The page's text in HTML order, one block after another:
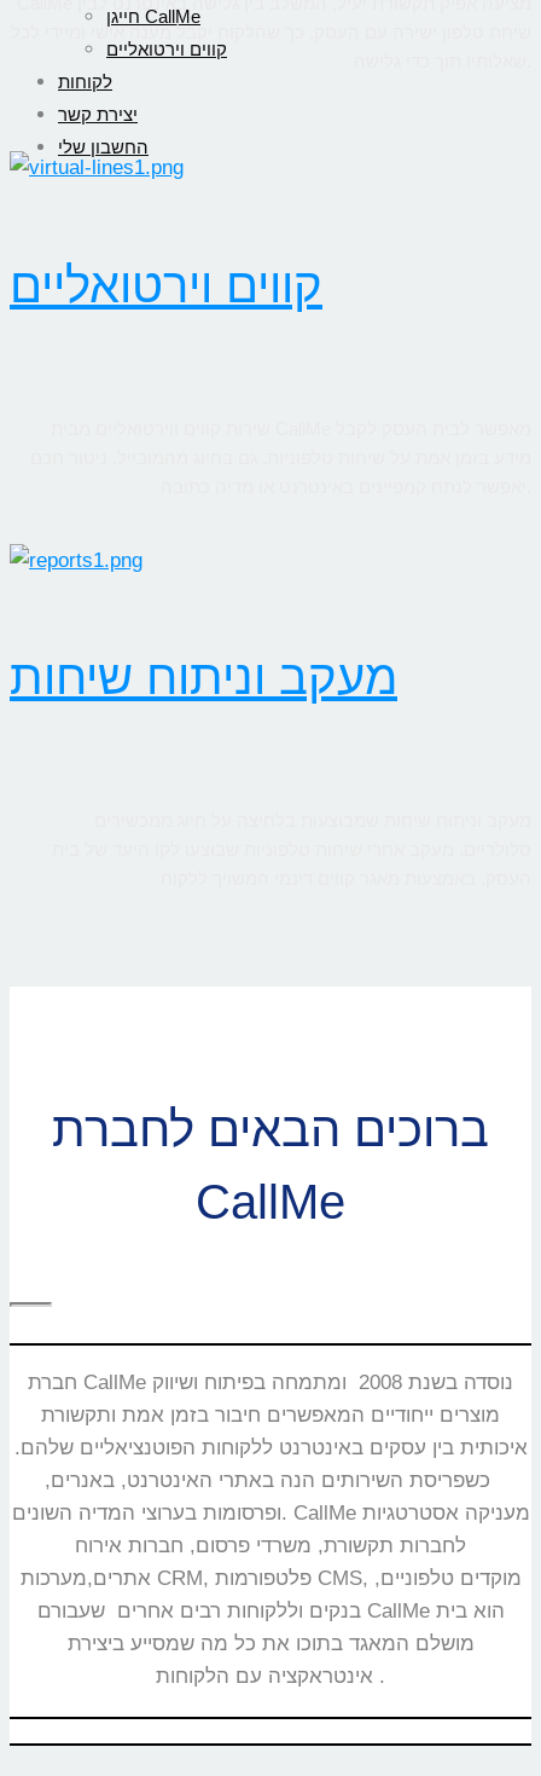
חייגן CallMe
קווים וירטואליים
לקוחות
יצירת קשר
החשבון שלי
שיחת טלפון ישירה עם העסק, כך שהלקוח יקבל מענה אישי ומיידי לכל
קווים וירטואליים
מעקב וניתוח שיחות
ברוכים הבאים לחברת
CallMe
חברת CallMe נוסדה בשנת 2008 ומתמחה בפיתוח ושיווק
מוצרים ייחודיים המאפשרים חיבור בזמן אמת ותקשורת
איכותית בין עסקים באינטרנט ללקוחות הפוטנציאליים שלהם.
כשפריסת השירותים הנה באתרי האינטרנט, באנרים,
ופרסומות בערוצי המדיה השונים. CallMe מעניקה אסטרטגיות
לחברות תקשורת, משרדי פרסום, חברות אירוח
אתרים,מערכות CRM, פלטפורמות CMS, מוקדים טלפוניים,
בנקים וללקוחות רבים אחרים שעבורם CallMe הוא בית
מושלם המאגד בתוכו את כל מה שמסייע ביצירת
אינטראקציה עם הלקוחות.